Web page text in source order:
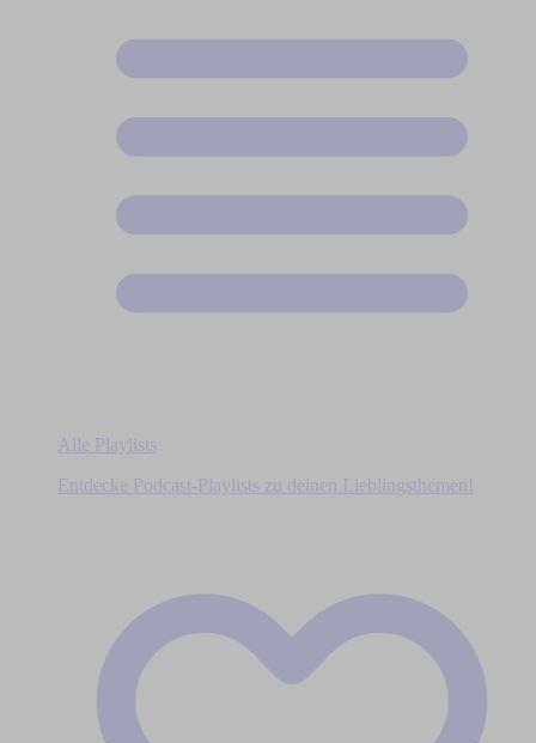
Alle Playlists
Entdecke Podcast-Playlists zu deinen Lieblingsthemen!